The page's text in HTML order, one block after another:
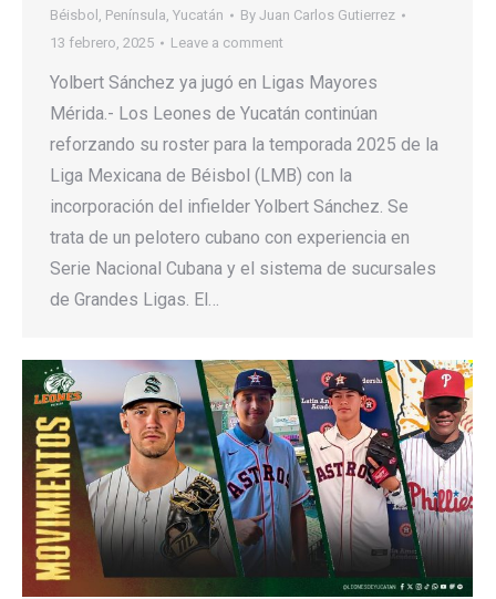
Béisbol , Península, Yucatán By Juan Carlos Gutierrez
13 febrero, 2025
Leave a comment
Yolbert Sánchez ya jugó en Ligas Mayores
Mérida.- Los Leones de Yucatán continúan
reforzando su roster para la temporada 2025 de la
Liga Mexicana de Béisbol (LMB) con la
incorporación del infielder Yolbert Sánchez. Se
trata de un pelotero cubano con experiencia en
Serie Nacional Cubana y el sistema de sucursales
de Grandes Ligas. El…